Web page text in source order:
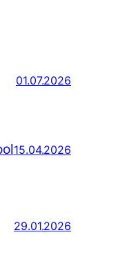
01.07.2026
15.04.2026
29.01.2026